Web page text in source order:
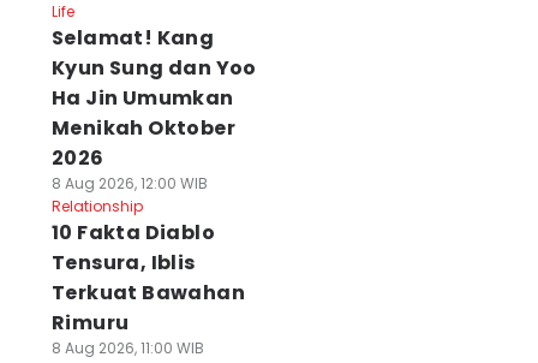
Life
Selamat! Kang
Kyun Sung dan Yoo
Ha Jin Umumkan
Menikah Oktober
2026
8 Aug 2026, 12:00 WIB
Relationship
10 Fakta Diablo
Tensura, Iblis
Terkuat Bawahan
Rimuru
8 Aug 2026, 11:00 WIB